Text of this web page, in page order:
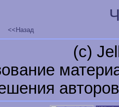
<<Назад
(c)